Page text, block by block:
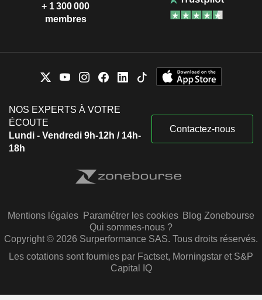
+ 1 300 000
membres
NOS EXPERTS À VOTRE
ÉCOUTE
Lundi - Vendredi 9h-12h / 14h-
18h
Contactez-nous
Mentions légales Paramétrer les cookies Blog Zonebourse
Qui sommes-nous ?
Copyright © 2026 Surperformance SAS. Tous droits réservés.
Les cotations sont fournies par Factset, Morningstar et S&P
Capital IQ